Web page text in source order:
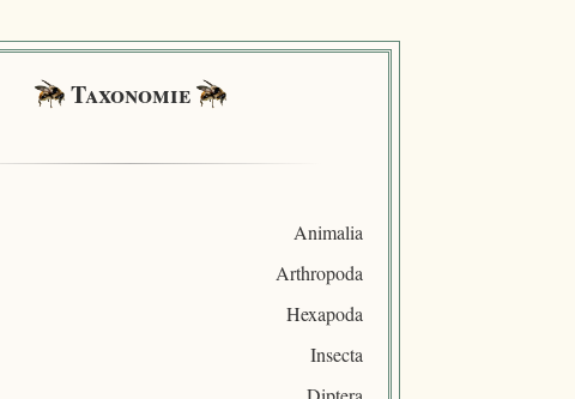
Taxonomie
Animalia
Arthropoda
Hexapoda
Insecta